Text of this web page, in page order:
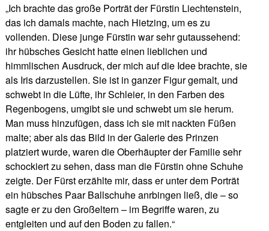
„Ich brachte das große Porträt der Fürstin Liechtenstein,
das ich damals machte, nach Hietzing, um es zu
vollenden. Diese junge Fürstin war sehr gutaussehend:
ihr hübsches Gesicht hatte einen lieblichen und
himmlischen Ausdruck, der mich auf die Idee brachte, sie
als Iris darzustellen. Sie ist in ganzer Figur gemalt, und
schwebt in die Lüfte, ihr Schleier, in den Farben des
Regenbogens, umgibt sie und schwebt um sie herum.
Man muss hinzufügen, dass ich sie mit nackten Füßen
malte; aber als das Bild in der Galerie des Prinzen
platziert wurde, waren die Oberhäupter der Familie sehr
schockiert zu sehen, dass man die Fürstin ohne Schuhe
zeigte. Der Fürst erzählte mir, dass er unter dem Porträt
ein hübsches Paar Ballschuhe anrbingen ließ, die – so
sagte er zu den Großeltern – im Begriffe waren, zu
entgleiten und auf den Boden zu fallen.“